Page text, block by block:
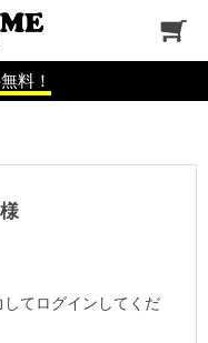
料！
てログインしてくだ